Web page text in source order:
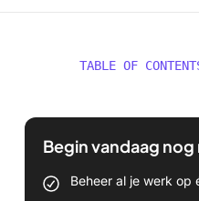
TABLE OF
Begin vandaag
Beheer al je werk op